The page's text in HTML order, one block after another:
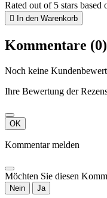
Rated out of 5 stars based
 In den Warenkorb
Kommentare (0)
Noch keine
Ihre Bewertung der
OK
Kommentar melden
Möchten Sie diesen
Nein Ja